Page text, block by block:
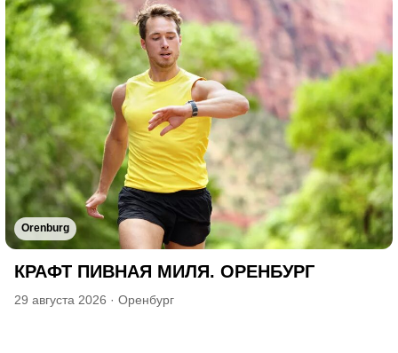
Orenburg
КРАФТ ПИВНАЯ МИЛЯ. ОРЕНБУРГ
29 августа 2026 · Оренбург